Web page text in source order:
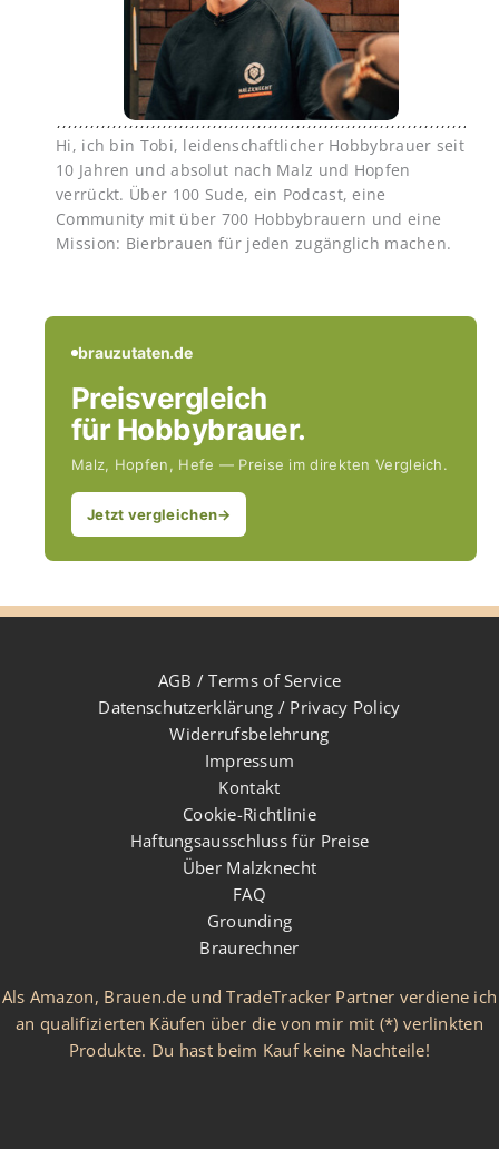
Hi, ich bin Tobi, leidenschaftlicher Hobbybrauer seit
10 Jahren und absolut nach Malz und Hopfen
verrückt. Über 100 Sude, ein Podcast, eine
Community mit über 700 Hobbybrauern und eine
Mission: Bierbrauen für jeden zugänglich machen.
brauzutaten.de
Preisvergleich
für Hobbybrauer.
Malz, Hopfen, Hefe — Preise im direkten Vergleich.
Jetzt vergleichen→
AGB / Terms of Service
Datenschutzerklärung / Privacy Policy
Widerrufsbelehrung
Impressum
Kontakt
Cookie-Richtlinie
Haftungsausschluss für Preise
Über Malzknecht
FAQ
Grounding
Braurechner
Als Amazon, Brauen.de und TradeTracker Partner verdiene ich
an qualifizierten Käufen über die von mir mit (*) verlinkten
Produkte. Du hast beim Kauf keine Nachteile!